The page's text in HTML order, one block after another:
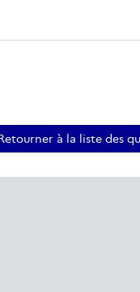
à la liste des